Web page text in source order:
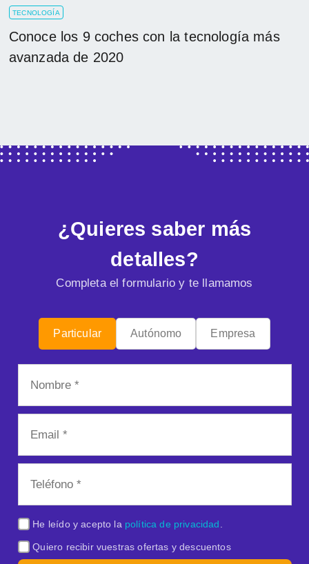
TECNOLOGÍA
Conoce los 9 coches con la tecnología más
avanzada de 2020
¿Quieres saber más
detalles?
Completa el formulario y te llamamos
Particular Autónomo Empresa
He leído y acepto la política de privacidad
Quiero recibir vuestras ofertas y descuentos